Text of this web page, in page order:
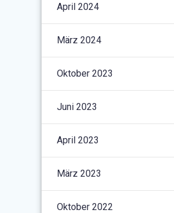
April 2024
März 2024
Oktober 2023
Juni 2023
April 2023
März 2023
Oktober 2022